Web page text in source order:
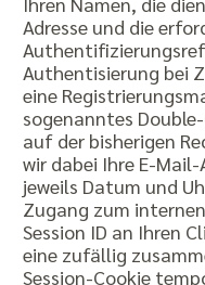
Adresse und die
Authentisierung bei
eine
sogenanntes
auf der bisherigen
wir dabei Ihre E-Mail-
jeweils Datum und
Zugang zum
Session ID an Ihren
eine zufällig
Session-Cookie